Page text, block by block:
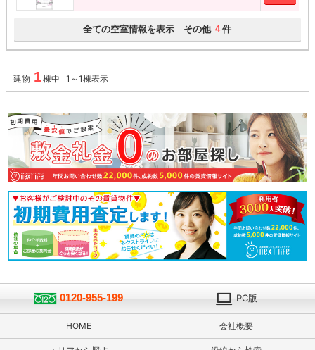
全ての空室情報を表示 その他 4 件
建物 1棟中 1～1棟表示
0120-955-199 PC版
HOME 会社概要